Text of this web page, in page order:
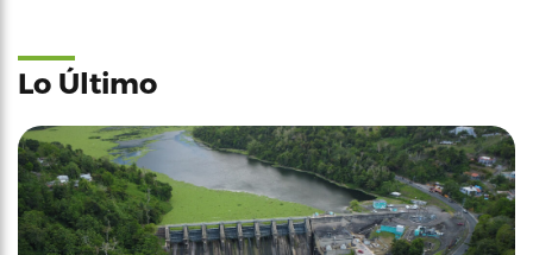
Lo Último